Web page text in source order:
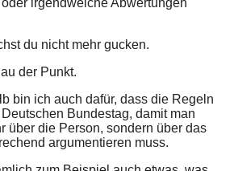
du nicht mehr gucken.
der Punkt.
bin ich auch dafür, dass die Regeln
Bundestag, damit man
über die Person, sondern über das
argumentieren muss.